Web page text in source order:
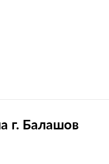
г. Балашов